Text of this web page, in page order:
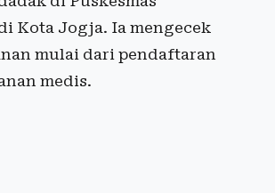
Kota Jogja. Ia mengecek
mulai dari pendaftaran
medis.